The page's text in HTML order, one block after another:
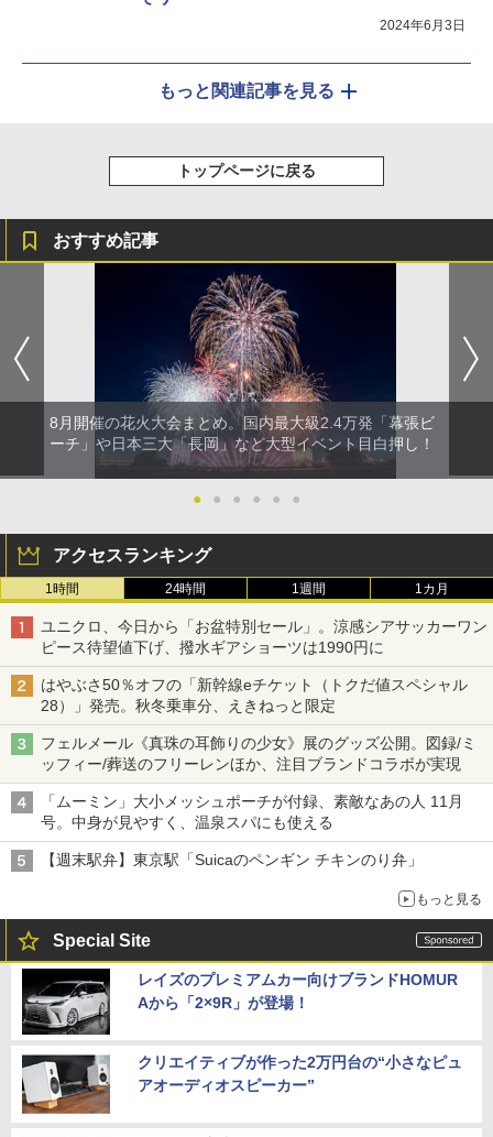
2024年6月3日
もっと関連記事を見る
トップページに戻る
おすすめ記事
8月開催の花火大会まとめ。国内最大級2.4万発「幕張ビ
ーチ」や日本三大「長岡」など大型イベント目白押し！
● ● ● ● ● ●
アクセスランキング
1時間 24時間 1週間 1カ月
ユニクロ、今日から「お盆特別セール」。涼感シアサッカーワン
ピース待望値下げ、撥水ギアショーツは1990円に
はやぶさ50％オフの「新幹線eチケット（トクだ値スペシャル
28）」発売。秋冬乗車分、えきねっと限定
フェルメール《真珠の耳飾りの少女》展のグッズ公開。図録/ミ
ッフィー/葬送のフリーレンほか、注目ブランドコラボが実現
「ムーミン」大小メッシュポーチが付録、素敵なあの人 11月
号。中身が見やすく、温泉スパにも使える
【週末駅弁】東京駅「Suicaのペンギン チキンのり弁」
もっと見る
Special Site
レイズのプレミアムカー向けブランドHOMUR
Aから「2×9R」が登場！
クリエイティブが作った2万円台の“小さなピュ
アオーディオスピーカー”